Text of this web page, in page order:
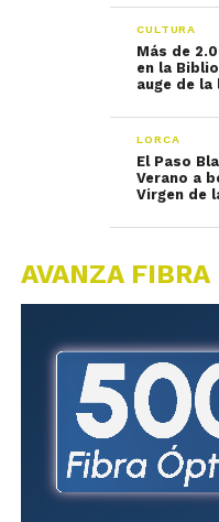
CULTURA
Más de
en la
auge de
LORCA
El Paso
Verano a
Virgen de
AVANZA FIBRA